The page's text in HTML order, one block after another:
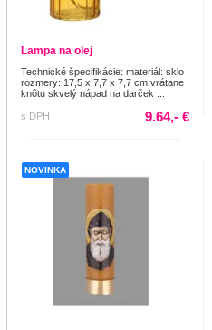
Lampa na olej
Technické špecifikácie: materiál: sklo
rozmery: 17,5 x 7,7 x 7,7 cm vrátane
knôtu skvelý nápad na darček ...
s DPH 9.64,- €
NOVINKA